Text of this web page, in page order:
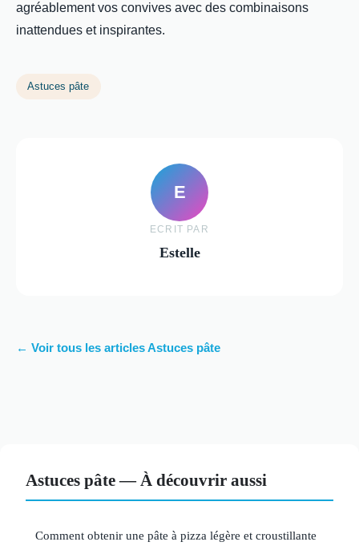
agréablement vos convives avec des combinaisons
inattendues et inspirantes.
Astuces pâte
E
ECRIT PAR
Estelle
← Voir tous les articles Astuces pâte
Astuces pâte — À découvrir aussi
Comment obtenir une pâte à pizza légère et croustillante